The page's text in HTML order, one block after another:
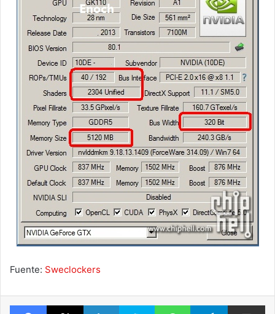
Fuente: Sweclockers
FacebookX LinkedIn Skype WhatsAppTelegram